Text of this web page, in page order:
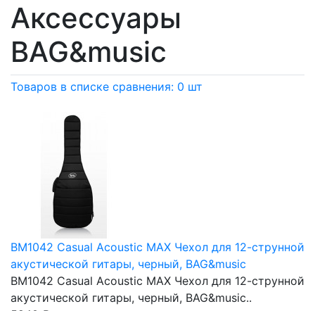
Аксессуары
BAG&music
Товаров в списке сравнения: 0 шт
BM1042 Casual Acoustic MAX Чехол для 12-струнной
акустической гитары, черный, BAG&music
BM1042 Casual Acoustic MAX Чехол для 12-струнной
акустической гитары, черный, BAG&music..